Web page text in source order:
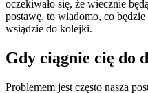
oczekiwało się, że wiecznie
postawę, to wiadomo, co
wsiądzie do kolejki.
Gdy ciągnie cię do
Problemem jest często nasza